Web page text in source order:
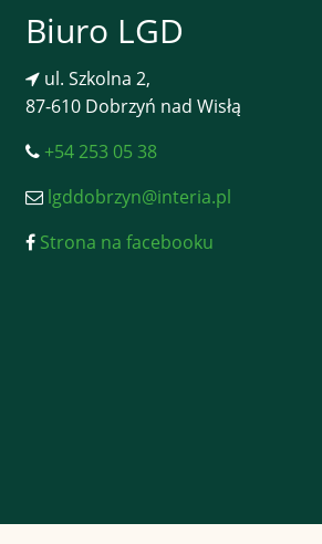
Biuro LGD
ul. Szkolna 2,
87-610 Dobrzyń nad Wisłą
+54 253 05 38
lgddobrzyn@interia.pl
Strona na facebooku